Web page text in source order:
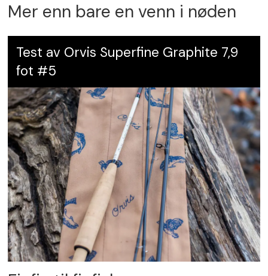
Mer enn bare en venn i nøden
Test av Orvis Superfine Graphite 7,9
fot #5